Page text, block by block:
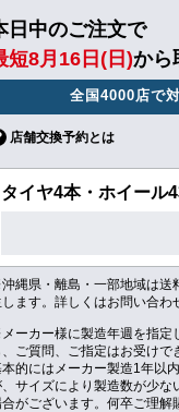
日中のご注文で
短8月16日(日)から
全国4000店で
店舗交換予約とは
タイヤ4本・ホイール
縄県・離島・一部地域は送
ます。詳しくはお問い合わ
ーカー様に製造年週を指定
、ご質問、ご指定はお受けで
本的にはメーカー製造1年以
、サイズにより製造数が少な
合がございます。何卒ご理解